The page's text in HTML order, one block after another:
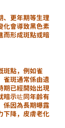
、更年期等生理
化會導致黑色素
而形成斑點或暗
斑點，例如雀
雀斑通常係由遺
期已經開始出現
暗示咗同年齡有
係因為長期曝露
下降，皮膚老化